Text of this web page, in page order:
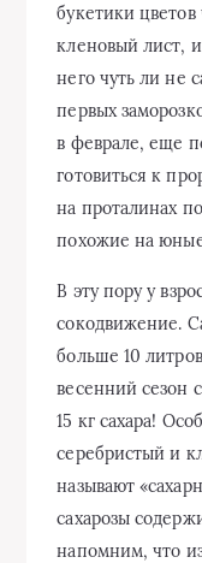
букетики
кленовый лист,
него чуть ли не
первых
в феврале, еще
готовиться к
на проталинах
похожие на
В эту пору у
сокодвижение.
больше 10
весенний сезон
15 кг сахара!
серебристый и
называют
сахарозы
напомним, что